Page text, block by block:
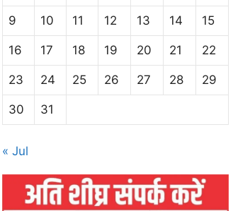
9 10 11 12 13 14 15
16 17 18 19 20 21 22
23 24 25 26 27 28 29
30 31
« Jul